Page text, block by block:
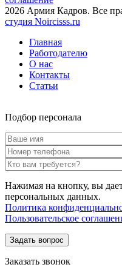
2026 Армия Кадров. Все
студия Noircisss.ru
Главная
Работодателю
О нас
Контакты
Статьи
Подбор персонала
Нажимая на кнопку, вы
персональных данных.
Политика
Пользовательское
Заказать звонок